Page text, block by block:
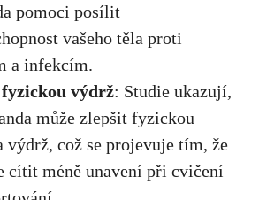
pomoci posílit
vašeho těla‌ proti
a infekcím.
výdrž: Studie ‌ukazují,
může zlepšit fyzickou
výdrž, což ‌se projevuje tím, že
cítit méně unavení při cvičení